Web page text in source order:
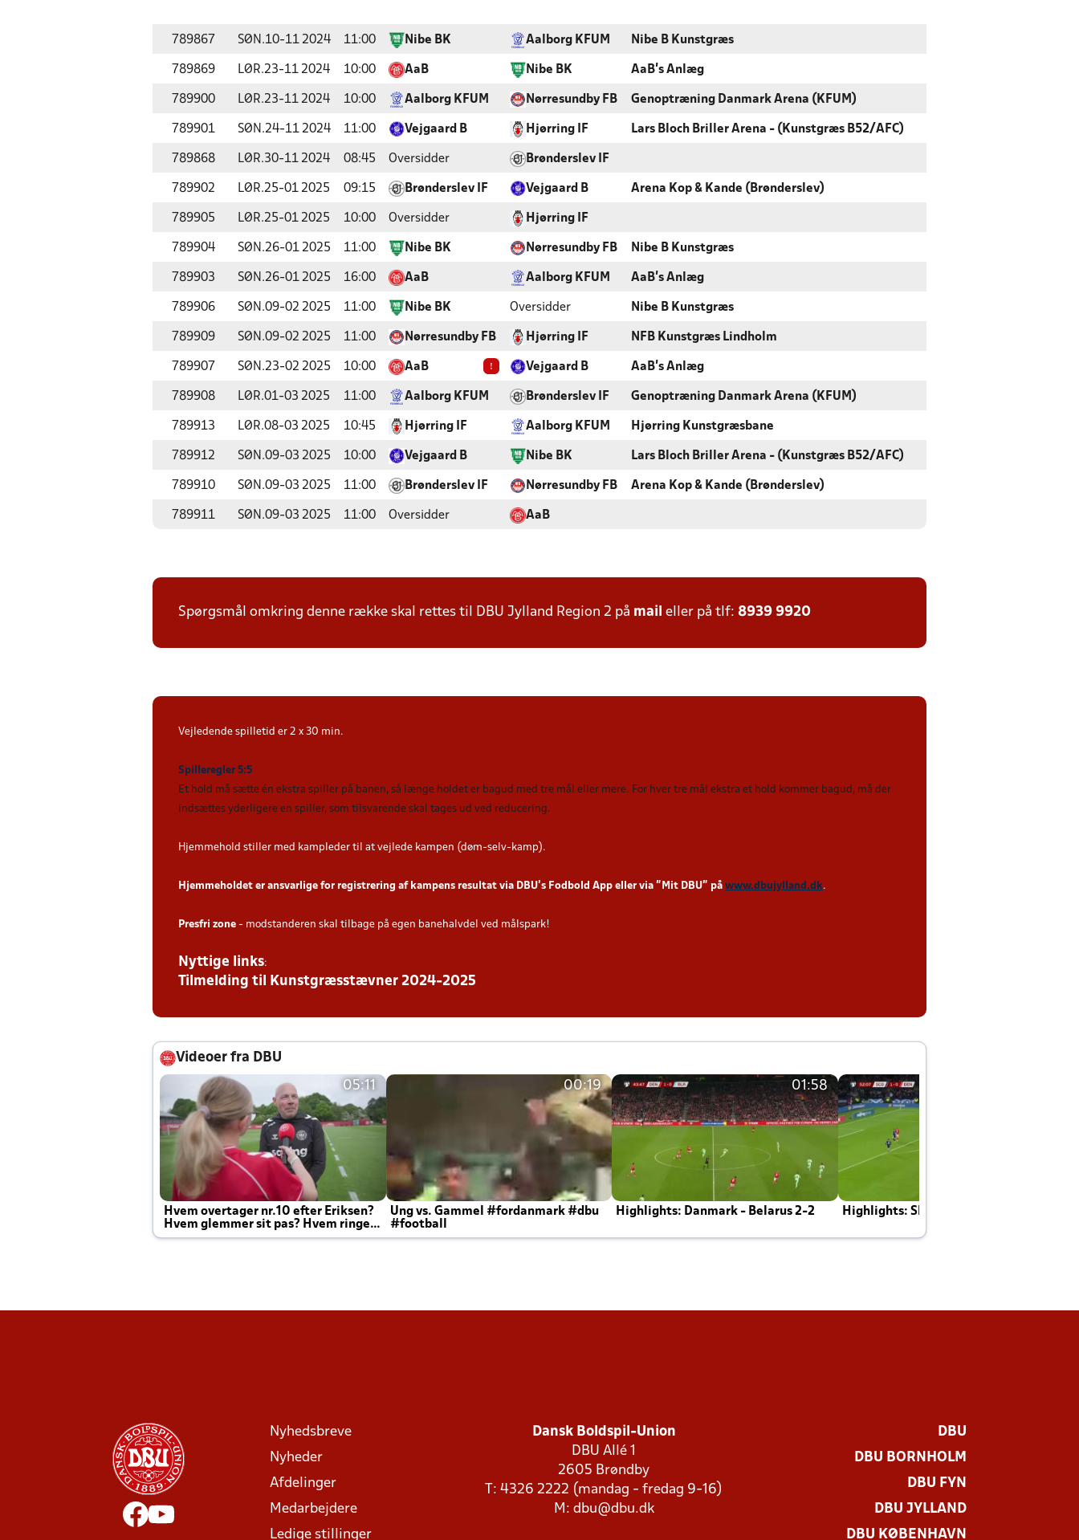
789867 SØN.10-11 2024 11:00 Nibe BK Aalborg KFUM Nibe B Kunstgræs
789869 LØR.23-11 2024 10:00 AaB Nibe BK AaB's Anlæg
789900 LØR.23-11 2024 10:00 Aalborg KFUM Nørresundby FB Genoptræning Danmark Arena (KFUM)
789901 SØN.24-11 2024 11:00 Vejgaard B Hjørring IF Lars Bloch Briller Arena - (Kunstgræs B52/AFC)
789868 LØR.30-11 2024 08:45 Oversidder Brønderslev IF
789902 LØR.25-01 2025 09:15 Brønderslev IF Vejgaard B Arena Kop & Kande (Brønderslev)
789905 LØR.25-01 2025 10:00 Oversidder Hjørring IF
789904 SØN.26-01 2025 11:00 Nibe BK Nørresundby FB Nibe B Kunstgræs
789903 SØN.26-01 2025 16:00 AaB Aalborg KFUM AaB's Anlæg
789906 SØN.09-02 2025 11:00 Nibe BK Oversidder Nibe B Kunstgræs
789909 SØN.09-02 2025 11:00 Nørresundby FB Hjørring IF NFB Kunstgræs Lindholm
789907 SØN.23-02 2025 10:00 AaB ! Vejgaard B AaB's Anlæg
789908 LØR.01-03 2025 11:00 Aalborg KFUM Brønderslev IF Genoptræning Danmark Arena (KFUM)
789913 LØR.08-03 2025 10:45 Hjørring IF Aalborg KFUM Hjørring Kunstgræsbane
789912 SØN.09-03 2025 10:00 Vejgaard B Nibe BK Lars Bloch Briller Arena - (Kunstgræs B52/AFC)
789910 SØN.09-03 2025 11:00 Brønderslev IF Nørresundby FB Arena Kop & Kande (Brønderslev)
789911 SØN.09-03 2025 11:00 Oversidder AaB
Spørgsmål omkring denne række skal rettes til DBU Jylland Region 2 på mail eller på tlf: 8939 9920
Vejledende spilletid er 2 x 30 min.
Spilleregler 5:5
Et hold må sætte én ekstra spiller på banen, så længe holdet er bagud med tre mål eller mere. For hver tre mål ekstra et hold kommer bagud, må der
indsættes yderligere en spiller, som tilsvarende skal tages ud ved reducering.
Hjemmehold stiller med kampleder til at vejlede kampen (døm-selv-kamp).
Hjemmeholdet er ansvarlige for registrering af kampens resultat via DBU’s Fodbold App eller via ”Mit DBU” på www.dbujylland.dk.
Presfri zone - modstanderen skal tilbage på egen banehalvdel ved målspark!
Nyttige links:
Tilmelding til Kunstgræsstævner 2024-2025
Videoer fra DBU
05:11
Hvem overtager nr.10 efter Eriksen?
Hvem glemmer sit pas? Hvem ringer
Joachim altid til efter kampe?
00:19
Ung vs. Gammel #fordanmark #dbu
#football
01:58
Highlights: Danmark - Belarus 2-2 Highlights: Skotland - Danmark 4-2
Nyhedsbreve
Nyheder
Afdelinger
Medarbejdere
Ledige stillinger
Dansk Boldspil-Union
DBU Allé 1
2605 Brøndby
T: 4326 2222 (mandag - fredag 9-16)
M: dbu@dbu.dk
DBU
DBU BORNHOLM
DBU FYN
DBU JYLLAND
DBU KØBENHAVN